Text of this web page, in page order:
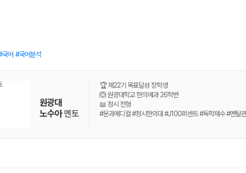
국어 국어분석
원광대
노수아멘토
🏆 제22기 목표달성 장학생
🙆 원광대학교 한의예과 26학번
📖 정시 전형
#문과메디컬 #정시한의대 #J100퍼센트 #독학재수 #멘탈